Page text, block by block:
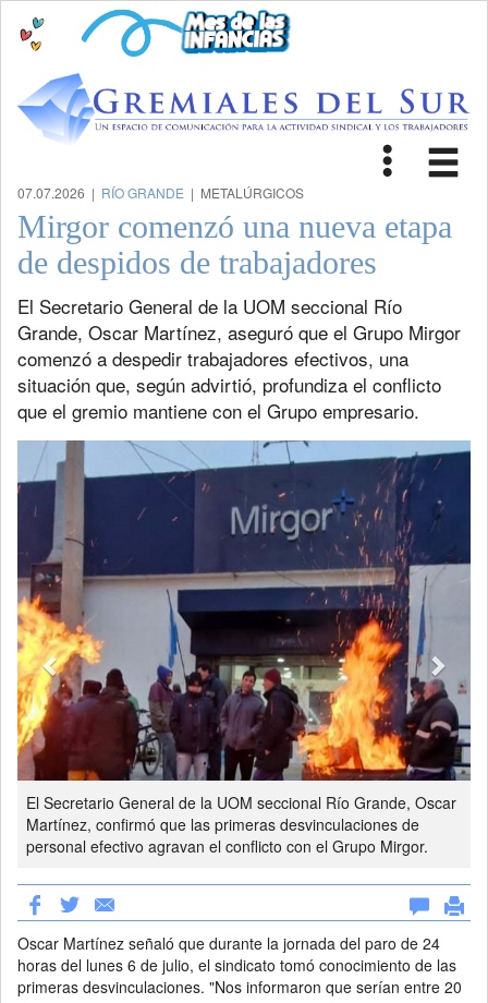
Toggle
07.07.2026 | RÍO GRANDE | METALÚRGICOS
Mirgor comenzó una nueva etapa
de despidos de trabajadores
El Secretario General de la UOM seccional Río
Grande, Oscar Martínez, aseguró que el Grupo Mirgor
comenzó a despedir trabajadores efectivos, una
situación que, según advirtió, profundiza el conflicto
que el gremio mantiene con el Grupo empresario.
El Secretario General de la UOM seccional Río Grande, Oscar
Martínez, confirmó que las primeras desvinculaciones de
personal efectivo agravan el conflicto con el Grupo Mirgor.
Previous Next
Oscar Martínez señaló que durante la jornada del paro de 24
horas del lunes 6 de julio, el sindicato tomó conocimiento de las
primeras desvinculaciones. "Nos informaron que serían entre 20